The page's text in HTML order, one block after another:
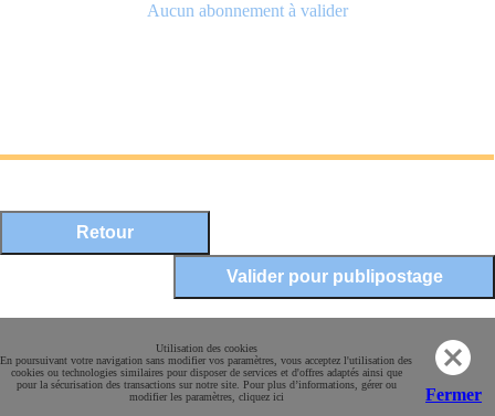
Aucun abonnement à valider
Utilisation des cookies
En poursuivant votre navigation sans modifier vos paramètres, vous acceptez l'utilisation des
cookies ou technologies similaires pour disposer de services et d'offres adaptés ainsi que
pour la sécurisation des transactions sur notre site. Pour plus d’informations, gérer ou
modifier les paramètres, cliquez ici
Fermer
Paiement sécurisé
Conditions Générales de Vente